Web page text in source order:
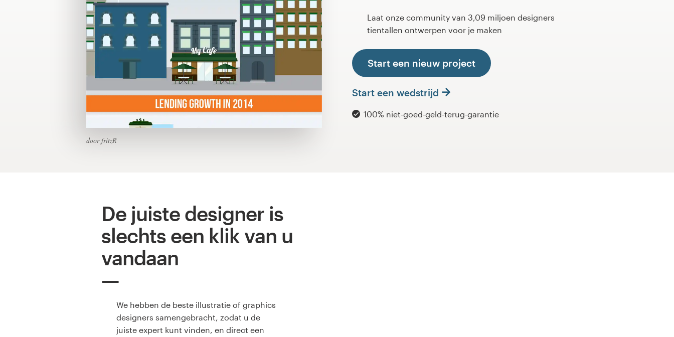
door fritzR
Laat onze community van 3,09 miljoen designers
tientallen ontwerpen voor je maken
Start een nieuw project
Start een wedstrijd
100% niet-goed-geld-terug-garantie
De juiste designer is
slechts een klik van u
vandaan
We hebben de beste illustratie of graphics
designers samengebracht, zodat u de
juiste expert kunt vinden, en direct een